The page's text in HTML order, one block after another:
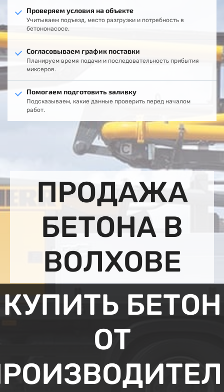
Проверяем условия на объекте
Учитываем подъезд, место разгрузки и потребность в
бетононасосе.
Согласовываем график поставки
Планируем время подачи и последовательность прибытия
миксеров.
Помогаем подготовить заливку
Подсказываем, какие данные проверить перед началом
работ.
ПРОДАЖА
БЕТОНА В
ВОЛХОВЕ
КУПИТЬ БЕТОН
ОТ